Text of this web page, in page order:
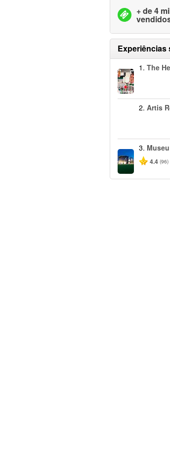
+ de 4
Experiências
1. The
2. Artis
3.
4.4 (96)